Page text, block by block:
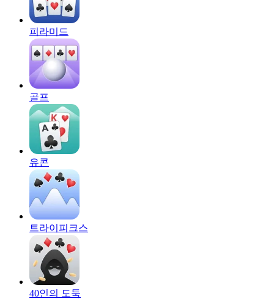
피라미드
골프
유콘
트라이피크스
40인의 도둑